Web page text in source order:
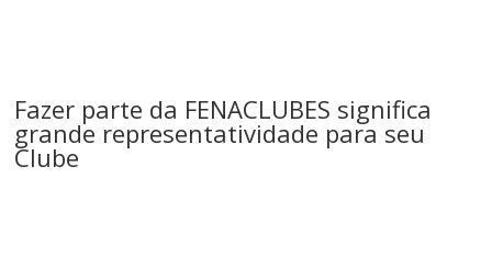
Fazer parte da FENACLUBES significa
grande representatividade para seu
Clube